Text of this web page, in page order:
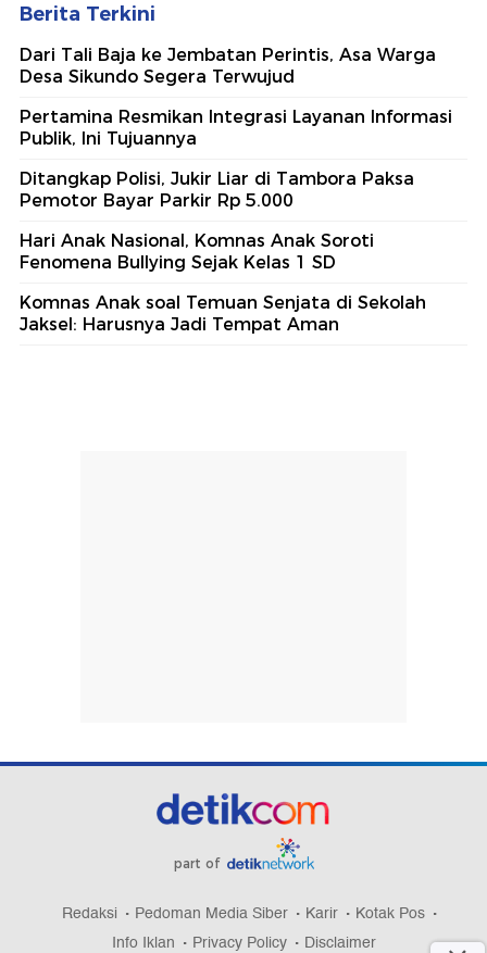
Berita Terkini
Dari Tali Baja ke Jembatan Perintis, Asa Warga
Desa Sikundo Segera Terwujud
Pertamina Resmikan Integrasi Layanan Informasi
Publik, Ini Tujuannya
Ditangkap Polisi, Jukir Liar di Tambora Paksa
Pemotor Bayar Parkir Rp 5.000
Hari Anak Nasional, Komnas Anak Soroti
Fenomena Bullying Sejak Kelas 1 SD
Komnas Anak soal Temuan Senjata di Sekolah
Jaksel: Harusnya Jadi Tempat Aman
part of
Redaksi Pedoman Media Siber Karir
Kotak Pos
Info Iklan
Privacy Policy Disclaimer